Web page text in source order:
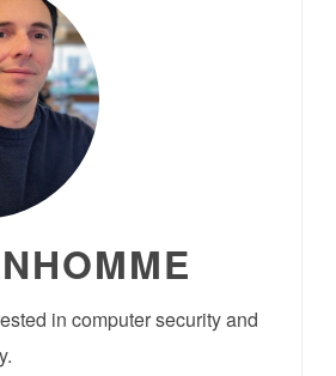
in computer security and